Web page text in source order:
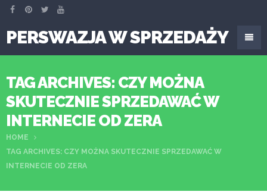
PERSWAZJA W SPRZEDAŻY
TAG ARCHIVES: CZY MOŻNA
SKUTECZNIE SPRZEDAWAĆ W
INTERNECIE OD ZERA
HOME
TAG ARCHIVES: CZY MOŻNA SKUTECZNIE SPRZEDAWAĆ W
INTERNECIE OD ZERA